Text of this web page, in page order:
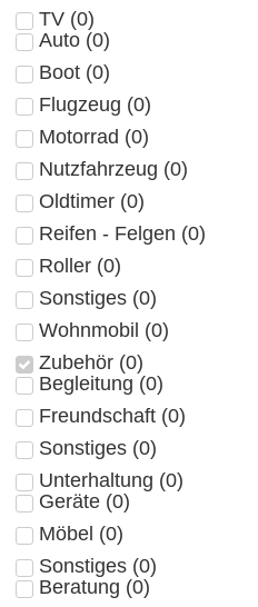
TV (0)
Auto (0)
Boot (0)
Flugzeug (0)
Motorrad (0)
Nutzfahrzeug (0)
Oldtimer (0)
Reifen - Felgen (0)
Roller (0)
Sonstiges (0)
Wohnmobil (0)
Zubehör (0)
Begleitung (0)
Freundschaft (0)
Sonstiges (0)
Unterhaltung (0)
Geräte (0)
Möbel (0)
Sonstiges (0)
Beratung (0)